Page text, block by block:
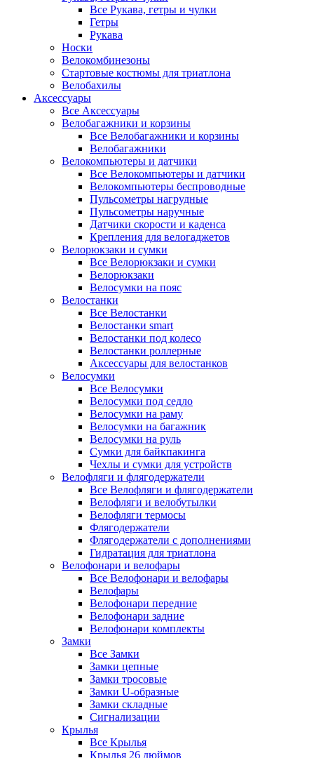
Все Рукава, гетры и чулки
Гетры
Рукава
Носки
Велокомбинезоны
Стартовые костюмы для триатлона
Велобахилы
Аксессуары
Все Аксессуары
Велобагажники и корзины
Все Велобагажники и корзины
Велобагажники
Велокомпьютеры и датчики
Все Велокомпьютеры и датчики
Велокомпьютеры беспроводные
Пульсометры нагрудные
Пульсометры наручные
Датчики скорости и каденса
Крепления для велогаджетов
Велорюкзаки и сумки
Все Велорюкзаки и сумки
Велорюкзаки
Велосумки на пояс
Велостанки
Все Велостанки
Велостанки smart
Велостанки под колесо
Велостанки роллерные
Аксессуары для велостанков
Велосумки
Все Велосумки
Велосумки под седло
Велосумки на раму
Велосумки на багажник
Велосумки на руль
Сумки для байкпакинга
Чехлы и сумки для устройств
Велофляги и флягодержатели
Все Велофляги и флягодержатели
Велофляги и велобутылки
Велофляги термосы
Флягодержатели
Флягодержатели с дополнениями
Гидратация для триатлона
Велофонари и велофары
Все Велофонари и велофары
Велофары
Велофонари передние
Велофонари задние
Велофонари комплекты
Замки
Все Замки
Замки цепные
Замки тросовые
Замки U-образные
Замки складные
Сигнализации
Крылья
Все Крылья
Крылья 26 дюймов